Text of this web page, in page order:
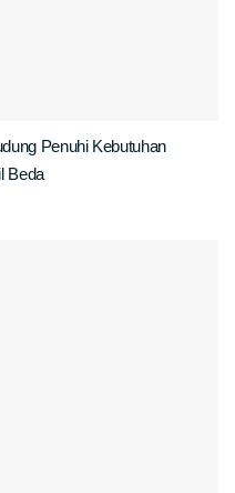
Penuhi Kebutuhan
Beda